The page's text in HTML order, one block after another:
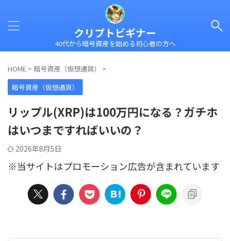
クリプトビギナー
40代から暗号資産を始める初心者の方へ
HOME > 暗号資産（仮想通貨）
>
暗号資産（仮想通貨）
リップル(XRP)は100万円になる？ガチホ
はいつまですればいいの？
2026年8月5日
※当サイトはプロモーション広告が含まれています